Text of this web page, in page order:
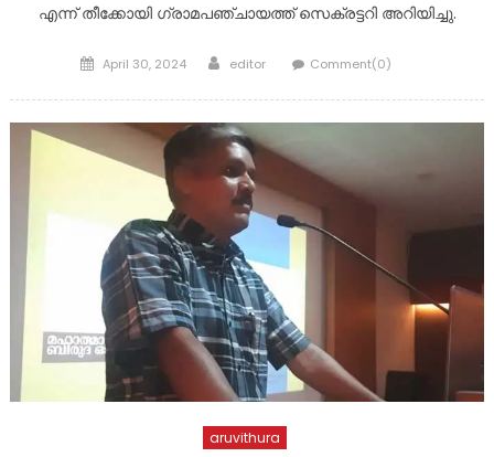
എന്ന് തീക്കോയി ഗ്രാമപഞ്ചായത്ത് സെക്രട്ടറി അറിയിച്ചു.
Posted
April 30, 2024 Author
editor Comment(0)
aruvithura